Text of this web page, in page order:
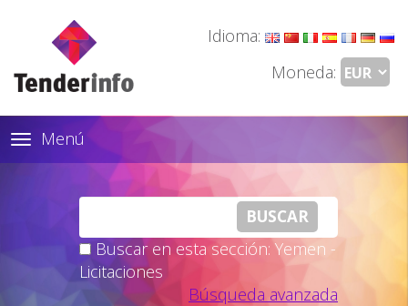
Idioma:
Moneda:
Toggle
navigation
Menú
Buscar en esta sección: Yemen -
Licitaciones
Búsqueda avanzada